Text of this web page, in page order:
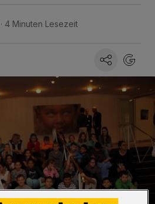
4 Minuten Lesezeit